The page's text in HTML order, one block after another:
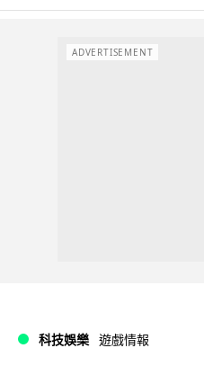
ADVERTISEMENT
科技娛樂 遊戲情報